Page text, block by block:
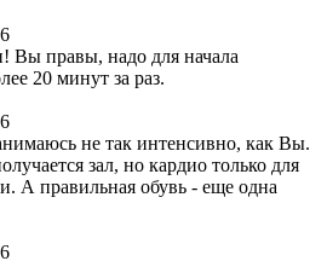
правы, надо для начала
20 минут за раз.
не так интенсивно, как Вы.
зал, но кардио только для
А правильная обувь - еще одна